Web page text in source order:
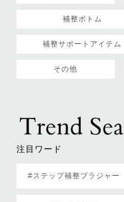
補整ボトム
補整サポートアイテム
その他
注目ワード
#ステップ補整ブラジャー